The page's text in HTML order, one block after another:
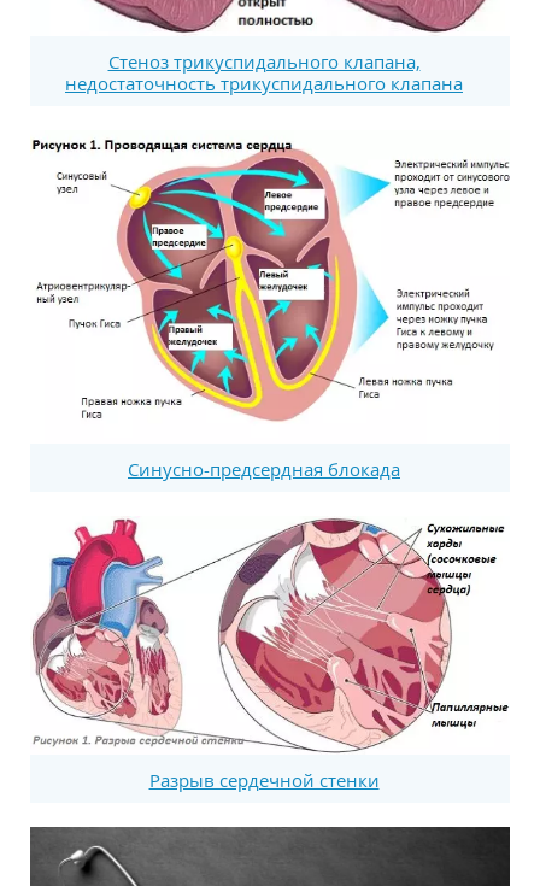
Стеноз трикуспидального клапана,
недостаточность трикуспидального клапана
Синусно-предсердная блокада
Разрыв сердечной стенки